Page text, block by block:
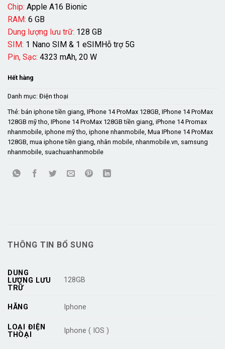
Chip: Apple A16 Bionic
RAM: 6 GB
Dung lượng lưu trữ: 128 GB
SIM: 1 Nano SIM & 1 eSIMHỗ trợ 5G
Pin, Sạc: 4323 mAh, 20 W
Hết hàng
Danh mục: Điện thoại
Thẻ: bán iphone tiền giang IPhone 14 ProMax 128GB IPhone 14 ProMax
128GB mỹ tho IPhone 14 ProMax 128GB tiền giang iPhone 14 Promax
nhanmobile iphone mỹ tho iphone nhanmobile Mua IPhone 14 ProMax
128GB mua iphone tiền giang nhân mobile nhanmobile.vn samsung
nhanmobile suachuanhanmobile
THÔNG TIN BỔ SUNG
DUNG
LƯỢNG LƯU
TRỮ
128GB
HÃNG Iphone
LOẠI ĐIỆN
THOẠI
Iphone ( IOS )